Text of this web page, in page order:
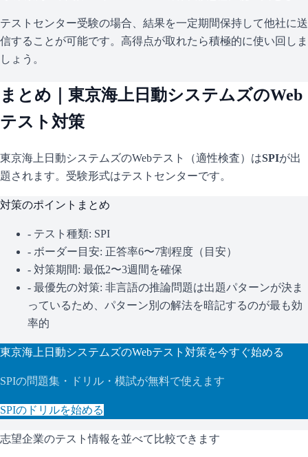
テストセンター受験の場合、結果を一定期間保持して他社に送
信することが可能です。高得点が取れたら積極的に使い回しま
しょう。
まとめ｜ 東京海上日動システムズのWeb
テスト対策
東京海上日動システムズのWebテスト（適性検査）はSPIが出
題されます。 受験形式はテストセンターです。
対策のポイントまとめ
- テスト種類: SPI
- ボーダー目安: 正答率6〜7割程度（目安）
- 対策期間: 最低2〜3週間を確保
- 最優先の対策: 非言語の推論問題は出題パターンが決ま
っているため、パターン別の解法を暗記するのが最も効
率的
東京海上日動システムズのWebテスト対策を今すぐ始める
SPIの問題集・ドリル・模試が無料で使えます
SPIのドリルを始める
志望企業のテスト情報を並べて比較できます